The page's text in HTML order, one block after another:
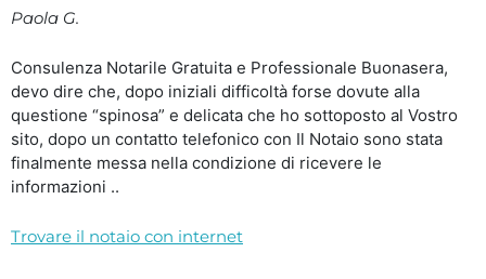
Paola G.
Consulenza Notarile Gratuita e Professionale Buonasera,
devo dire che, dopo iniziali difficoltà forse dovute alla
questione “spinosa” e delicata che ho sottoposto al Vostro
sito, dopo un contatto telefonico con Il Notaio sono stata
finalmente messa nella condizione di ricevere le
informazioni ..
Trovare il notaio con internet